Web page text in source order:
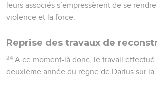
leurs associés s’empressèrent de se
violence et la force.
Reprise des travaux de
24 A ce moment-là donc, le travail effectué
deuxième année du règne de Darius sur la